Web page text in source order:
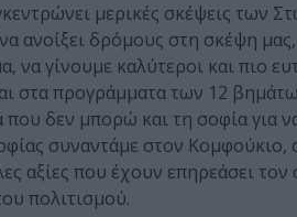
µερικές σκέψεις των
ανοίξει δρόµους στη σκέψη
να γίνουµε καλύτεροι και πιο
στα προγράµµατα των 12
δεν µπορώ και τη σοφία για
συναντάµε στον
αξίες που έχουν επηρεάσει
πολιτισµού.